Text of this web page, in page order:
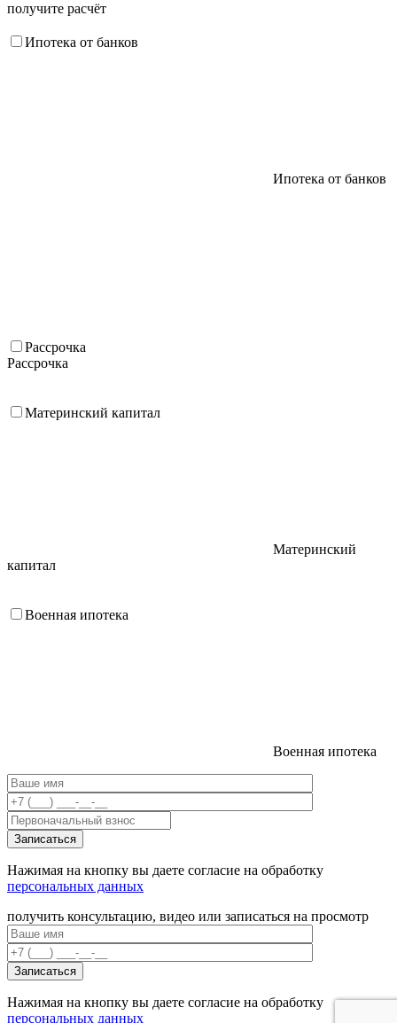
получите расчёт
Ипотека от банков
Ипотека от банков
Рассрочка
Рассрочка
Материнский капитал
Материнский
капитал
Военная ипотека
Военная ипотека
Нажимая на кнопку вы даете согласие на обработку
персональных данных
получить консультацию, видео или записаться на просмотр
Нажимая на кнопку вы даете согласие на обработку
персональных данных